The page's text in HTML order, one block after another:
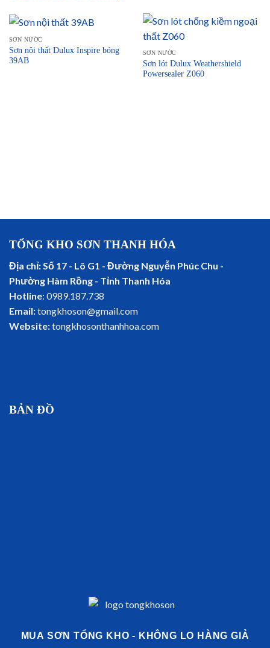
SƠN NƯỚC
Sơn nội thất Dulux Inspire bóng
39AB
SƠN NƯỚC
Sơn lót Dulux Weathershield
Powersealer Z060
TỔNG KHO SƠN THANH HÓA
Địa chỉ: Số 17 - Lô G1 - Đường Nguyễn Phúc Chu -
Phường Hàm Rồng - Tỉnh Thanh Hóa
Hotline: 0989.187.738
Email:tongkhoson@gmail.com
Website:tongkhosonthanhhoa.com
BẢN ĐỒ
MUA SƠN TỔNG KHO - KHÔNG LO HÀNG GIẢ